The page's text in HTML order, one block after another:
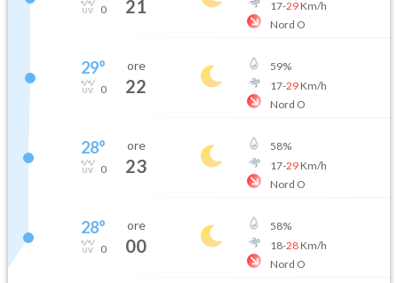
0 21 17-29Km/h
Nord O
29°
0
ore
22
59%
17-29Km/h
Nord O
28°
0
ore
23
58%
17-29Km/h
Nord O
28°
0
ore
00
58%
18-28Km/h
Nord O